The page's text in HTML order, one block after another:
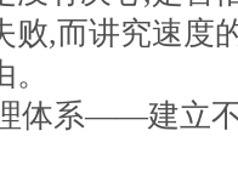
败,而讲究速度
体系——建立